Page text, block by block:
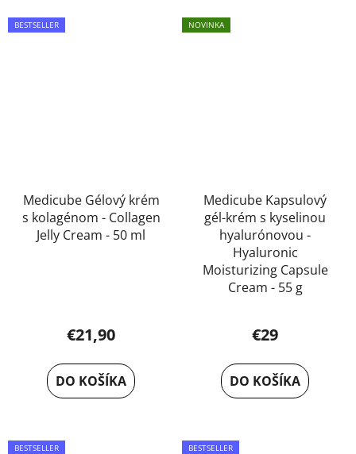
BESTSELLER
Medicube Gélový krém
s kolagénom - Collagen
Jelly Cream - 50 ml
€21,90
DO KOŠÍKA
NOVINKA
Medicube Kapsulový
gél-krém s kyselinou
hyalurónovou -
Hyaluronic
Moisturizing Capsule
Cream - 55 g
€29
DO KOŠÍKA
BESTSELLER BESTSELLER